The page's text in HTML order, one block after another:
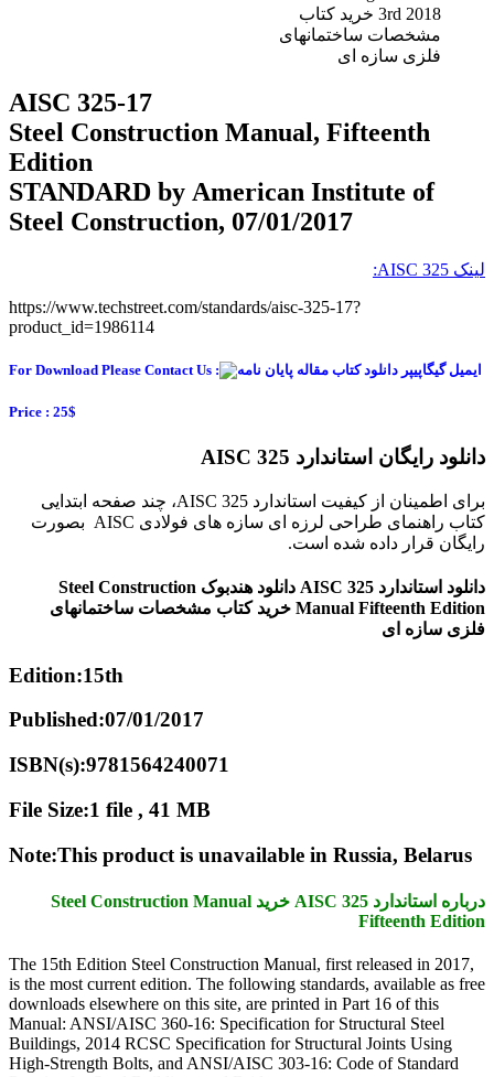
3rd 2018 خرید کتاب
مشخصات ساختمانهای
فلزی سازه ای
AISC 325-17
Steel Construction Manual, Fifteenth
Edition
STANDARD by American Institute of
Steel Construction, 07/01/2017
لینک AISC 325:
https://www.techstreet.com/standards/aisc-325-17?
product_id=1986114
For Download Please Contact Us :
Price : 25$
دانلود رایگان استاندارد AISC 325
برای اطمینان از کیفیت استاندارد AISC 325، چند صفحه ابتدایی
کتاب راهنمای طراحی لرزه ای سازه های فولادی AISC بصورت
رایگان قرار داده شده است.
دانلود استاندارد AISC 325 دانلود هندبوک Steel Construction
Manual Fifteenth Edition خرید کتاب مشخصات ساختمانهای
فلزی سازه ای
Edition:15th
Published:07/01/2017
ISBN(s):9781564240071
File Size:1 file , 41 MB
Note:This product is unavailable in Russia, Belarus
درباره استاندارد AISC 325 خرید Steel Construction Manual
Fifteenth Edition
The 15th Edition Steel Construction Manual, first released in 2017,
is the most current edition. The following standards, available as free
downloads elsewhere on this site, are printed in Part 16 of this
Manual: ANSI/AISC 360-16: Specification for Structural Steel
Buildings, 2014 RCSC Specification for Structural Joints Using
High-Strength Bolts, and ANSI/AISC 303-16: Code of Standard